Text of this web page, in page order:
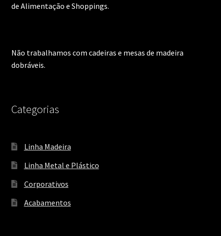
de Alimentação e Shoppings.
Não trabalhamos com cadeiras e mesas de madeira
dobráveis.
Categorias
Linha Madeira
Linha Metal e Plástico
Corporativos
Acabamentos